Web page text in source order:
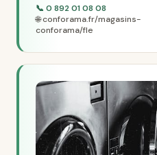
📞 0 892 01 08 08
🌐 conforama.fr/magasins-
conforama/fle